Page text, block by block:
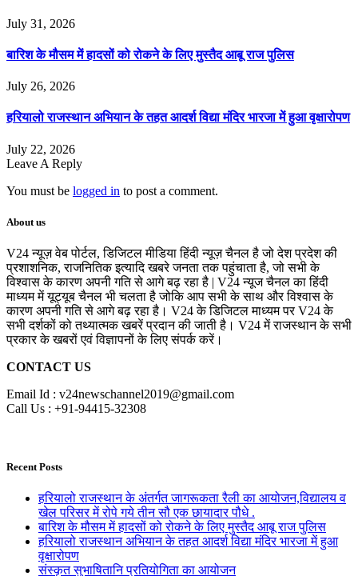
July 31, 2026
बारिश के मौसम में हादसों को रोकने के लिए मुस्तैद आबू राज पुलिस
July 26, 2026
हरियालो राजस्थान अभियान के तहत आदर्श विद्या मंदिर भारजा में हुआ वृक्षारोपण
July 22, 2026
Leave A Reply
You must be logged in to post a comment.
About us
V24 न्यूज़ वेब पोर्टल, डिजिटल मीडिया हिंदी न्यूज़ चैनल है जो देश प्रदेश की
प्रशाशनिक, राजनितिक इत्यादि खबरे जनता तक पहुंचाता है, जो सभी के
विश्वास के कारण अपनी गति से आगे बढ़ रहा है | V24 न्यूज चैनल का हिंदी
माध्यम में यूट्यूब चैनल भी चलता है जोकि आप सभी के साथ और विश्वास के
कारण अपनी गति से आगे बढ़ रहा है। V24 के डिजिटल माध्यम पर V24 के
सभी दर्शकों को तथ्यात्मक खबरें प्रदान की जाती है। V24 में राजस्थान के सभी
प्रकार के खबरों एवं विज्ञापनों के लिए संपर्क करें।
CONTACT US
Email Id : v24newschannel2019@gmail.com
Call Us : +91-94415-32308
Recent Posts
हरियालो राजस्थान के अंतर्गत जागरूकता रैली का आयोजन,विद्यालय व
खेल परिसर में रोपे गये तीन सौ एक छायादार पौधे .
बारिश के मौसम में हादसों को रोकने के लिए मुस्तैद आबू राज पुलिस
हरियालो राजस्थान अभियान के तहत आदर्श विद्या मंदिर भारजा में हुआ
वृक्षारोपण
संस्कृत सुभाषितानि प्रतियोगिता का आयोजन